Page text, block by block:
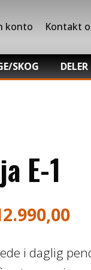
konto Kontakt
Du
SKOG
E-1
i daglig